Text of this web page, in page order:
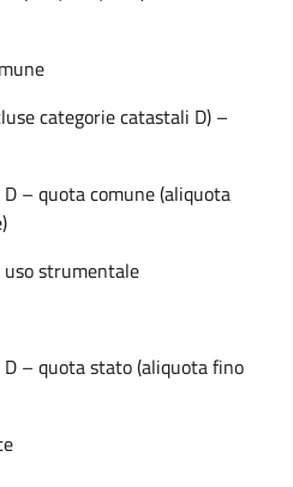
categorie catastali D) –
– quota comune (aliquota
strumentale
– quota stato (aliquota fino